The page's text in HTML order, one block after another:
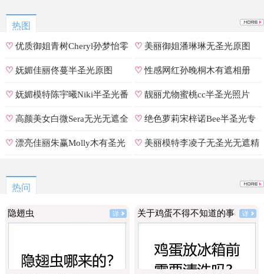
热图
♡优质御姐青树Cheryl孙梦怡零
遮罩私拍
♡ 美丽御姐潘琳琳无圣光原图
♡妩媚佳丽佟蔓半圣光原图 ♡性感网红孙晚桐木有遮相册
♡妩媚模特陈宇曦Niki半圣光番
号
♡ 靓丽尤物蜜桃cc半圣光照片
♡高颜美女白微Sera无光无遮全
集
♡ 绝色萝莉宋梓诺Bee半圣光专
辑
♡漂亮佳丽朱赢Molly木有圣光 ♡ 美丽模特李凌子无圣光无遮精
热问
隐翅虫 详 关于鸡蛋不得不知道的事 详